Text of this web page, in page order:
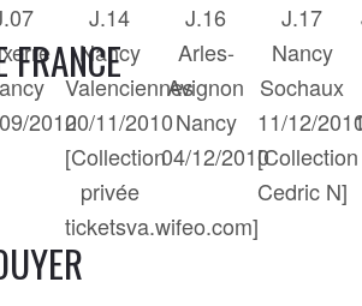
2010
J.14
Nancy
Valenciennes
20/11/2010
[Collection
privée
ticketsva.wifeo.com]
J.16
Arles-
Avignon
Nancy
04/12/2010
J.17
Nancy
Sochaux
11/12/
[Collection
Cedric N]
FRANCE